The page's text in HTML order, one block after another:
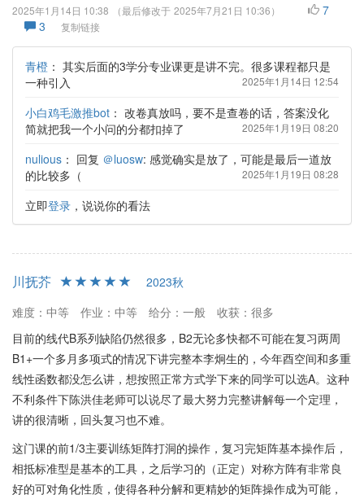
2025年1月14日 10:38 （最后修改于 2025年7月21日 10:36）
7
3
复制链接
青橙 ： 其实后面的3学分专业课更是讲不完。很多课程都只是
一种引入
2025年1月14日 12:54
小白鸡毛激推bot ： 改卷真放吗，要不是查卷的话，答案没化
简就把我一个小问的分都扣掉了
2025年1月19日 08:20
nulious ： 回复 ＠luosw: 感觉确实是放了，可能是最后一道放
的比较多（
2025年1月19日 08:28
立即登录 ，说说你的看法
川抚芥
2023秋
难度：中等
作业：中等 给分：一般
收获：很多
目前的线代B系列缺陷仍然很多，B2无论多快都不可能在复习两周
B1+一个多月多项式的情况下讲完整本李炯生的，今年酉空间和多重
线性函数都没怎么讲，想按照正常方式学下来的同学可以选A。这种
不利条件下陈洪佳老师可以说尽了最大努力完整讲解每一个定理，
讲的很清晰，回头复习也不难。
这门课的前1/3主要训练矩阵打洞的操作，复习完矩阵基本操作后，
相抵标准型是基本的工具，之后学习的（正定）对称方阵有非常良
好的可对角化性质，使得各种分解和更精妙的矩阵操作成为可能，